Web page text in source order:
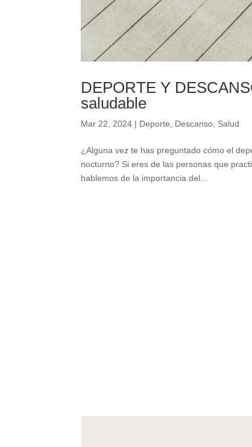
DEPORTE Y
saludable
Mar 22, 2024 | Deporte, Descanso, Salud
¿Alguna vez te has preguntado cómo el
nocturno? Si eres de las personas que
hablemos de la importancia del...